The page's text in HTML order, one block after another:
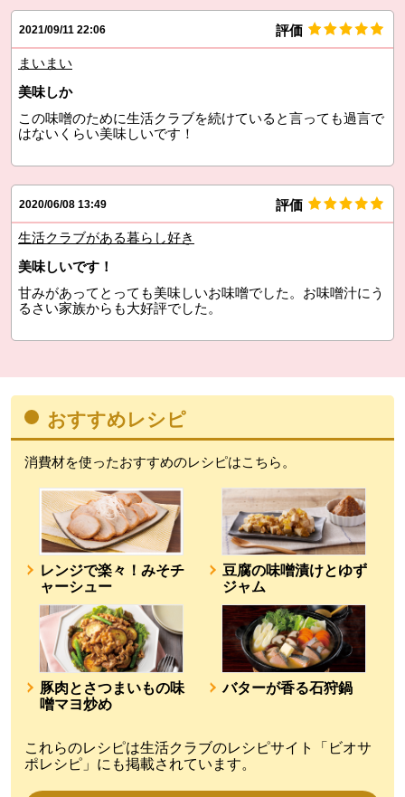
2021/09/11 22:06 評価
まいまい
美味しか
この味噌のために生活クラブを続けていると言っても過言で
はないくらい美味しいです！
2020/06/08 13:49 評価
生活クラブがある暮らし好き
美味しいです！
甘みがあってとっても美味しいお味噌でした。お味噌汁にう
るさい家族からも大好評でした。
おすすめレシピ
消費材を使ったおすすめのレシピはこちら。
レンジで楽々！みそチ
ャーシュー
豆腐の味噌漬けとゆず
ジャム
豚肉とさつまいもの味
噌マヨ炒め
バターが香る石狩鍋
これらのレシピは生活クラブのレシピサイト「ビオサ
ポレシピ」にも掲載されています。